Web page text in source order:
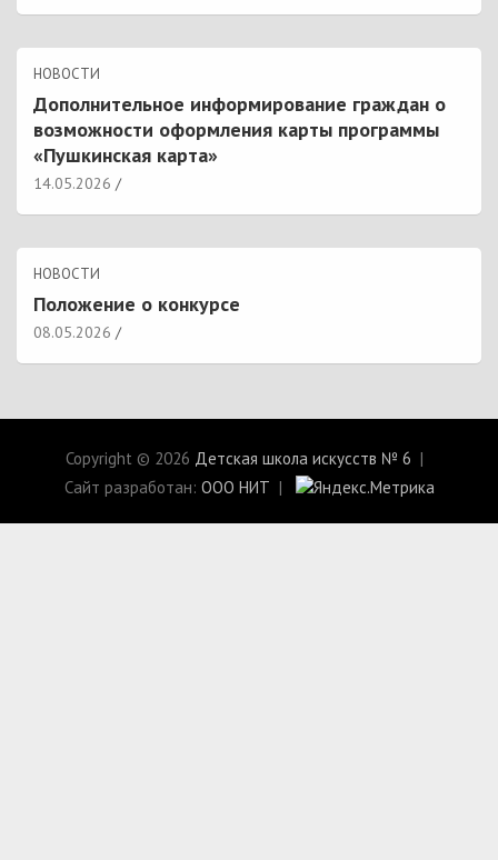
НОВОСТИ
Дополнительное информирование граждан о
возможности оформления карты программы
«Пушкинская карта»
14.05.2026
НОВОСТИ
Положение о конкурсе
08.05.2026
Copyright © 2026 Детская школа искусств № 6
Сайт разработан: ООО НИТ